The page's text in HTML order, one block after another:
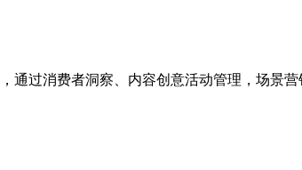
过消费者洞察、内容创意活动管理，场景